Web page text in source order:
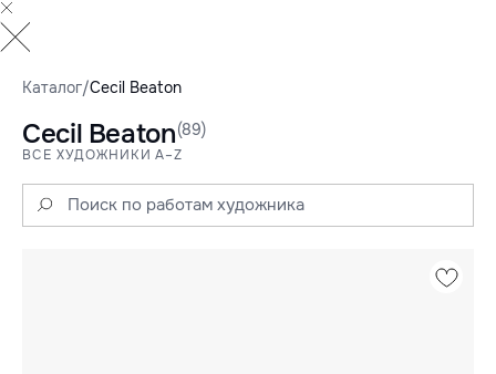
Каталог/Cecil Beaton
Cecil Beaton(89)
ВСЕ ХУДОЖНИКИ A–Z